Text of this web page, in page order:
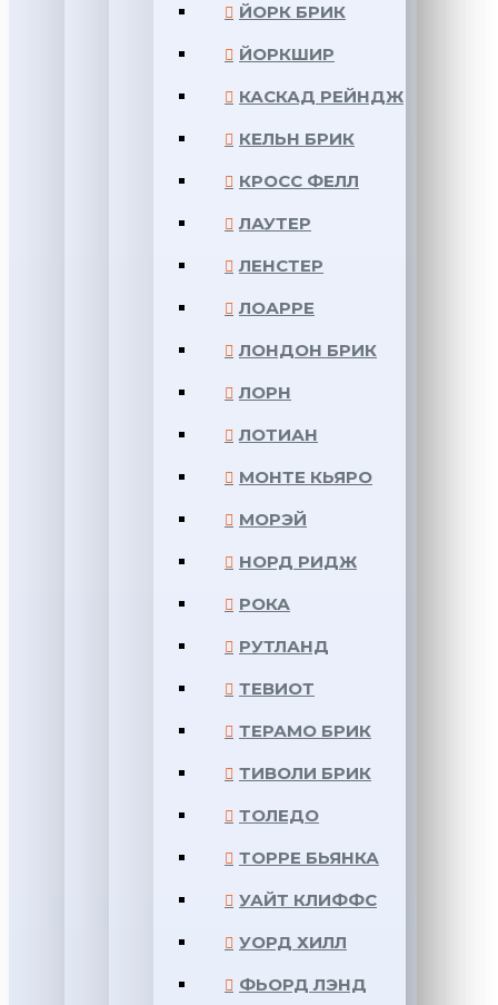
ЙОРК БРИК
ЙОРКШИР
КАСКАД РЕЙНДЖ
КЕЛЬН БРИК
КРОСС ФЕЛЛ
ЛАУТЕР
ЛЕНСТЕР
ЛОАРРЕ
ЛОНДОН БРИК
ЛОРН
ЛОТИАН
МОНТЕ КЬЯРО
МОРЭЙ
НОРД РИДЖ
РОКА
РУТЛАНД
ТЕВИОТ
ТЕРАМО БРИК
ТИВОЛИ БРИК
ТОЛЕДО
ТОРРЕ БЬЯНКА
УАЙТ КЛИФФС
УОРД ХИЛЛ
ФЬОРД ЛЭНД